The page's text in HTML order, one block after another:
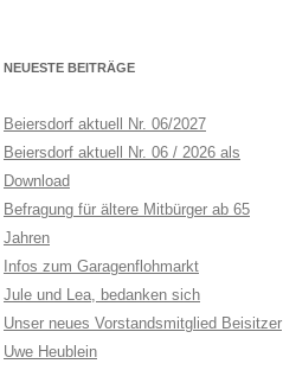
NEUESTE BEITRÄGE
Beiersdorf aktuell Nr. 06/2027
Beiersdorf aktuell Nr. 06 / 2026 als
Download
Befragung für ältere Mitbürger ab 65
Jahren
Infos zum Garagenflohmarkt
Jule und Lea, bedanken sich
Unser neues Vorstandsmitglied Beisitzer
Uwe Heublein